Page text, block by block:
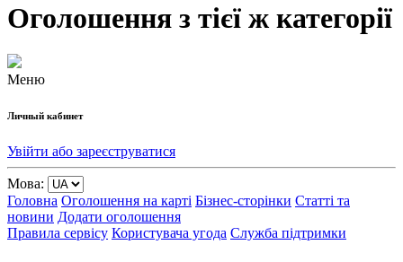
Оголошення з тієї ж категорії
Меню
Личный кабинет
Увійти або зареєструватися
Мова:
Головна Оголошення на карті Бізнес-сторінки Статті та
новини Додати оголошення
Правила сервісу Користувача угода Служба підтримки